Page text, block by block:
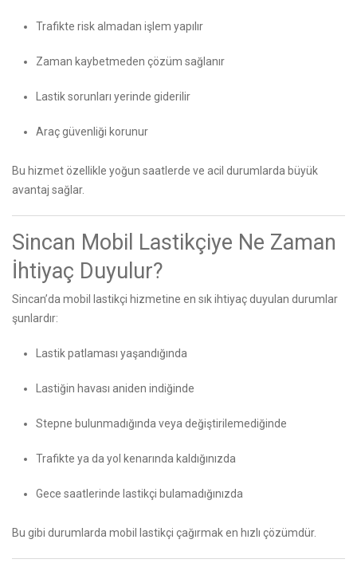
Trafikte risk almadan işlem yapılır
Zaman kaybetmeden çözüm sağlanır
Lastik sorunları yerinde giderilir
Araç güvenliği korunur
Bu hizmet özellikle yoğun saatlerde ve acil durumlarda büyük
avantaj sağlar.
Sincan Mobil Lastikçiye Ne Zaman
İhtiyaç Duyulur?
Sincan’da mobil lastikçi hizmetine en sık ihtiyaç duyulan durumlar
şunlardır:
Lastik patlaması yaşandığında
Lastiğin havası aniden indiğinde
Stepne bulunmadığında veya değiştirilemediğinde
Trafikte ya da yol kenarında kaldığınızda
Gece saatlerinde lastikçi bulamadığınızda
Bu gibi durumlarda mobil lastikçi çağırmak en hızlı çözümdür.